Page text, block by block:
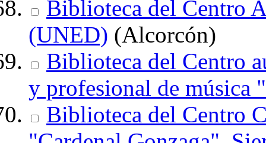
Biblioteca del Centro
(UNED) (Alcorcón)
Biblioteca del Centro
y profesional de música
Biblioteca del Centro